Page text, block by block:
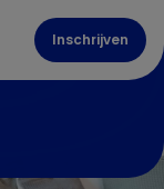
Inschrijven